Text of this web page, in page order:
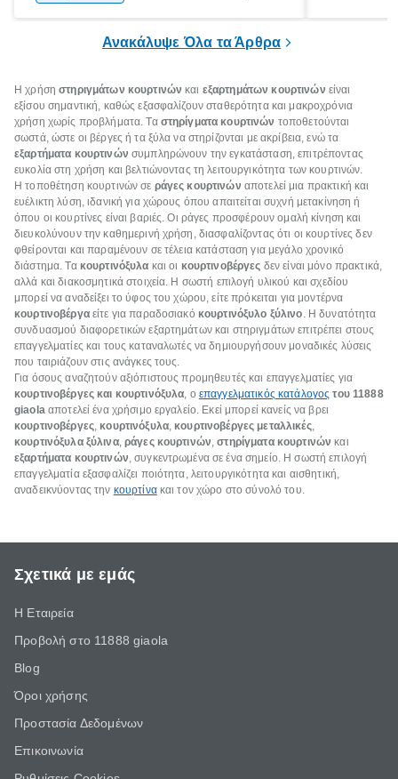
Ανακάλυψε Όλα τα Άρθρα
Η χρήσηστηριγμάτων κουρτινών και εξαρτημάτων κουρτινών είναι
εξίσου σημαντική, καθώς εξασφαλίζουν σταθερότητα και μακροχρόνια
χρήση χωρίς προβλήματα. Τα στηρίγματα κουρτινών τοποθετούνται
σωστά, ώστε οι βέργες ή τα ξύλα να στηρίζονται με ακρίβεια, ενώ τα
εξαρτήματα κουρτινών συμπληρώνουν την εγκατάσταση, επιτρέποντας
ευκολία στη χρήση και βελτιώνοντας τη λειτουργικότητα των κουρτινών.
Η τοποθέτηση κουρτινών σε ράγες κουρτινών αποτελεί μια πρακτική και
ευέλικτη λύση, ιδανική για χώρους όπου απαιτείται συχνή μετακίνηση ή
όπου οι κουρτίνες είναι βαριές. Οι ράγες προσφέρουν ομαλή κίνηση και
διευκολύνουν την καθημερινή χρήση, διασφαλίζοντας ότι οι κουρτίνες δεν
φθείρονται και παραμένουν σε τέλεια κατάσταση για μεγάλο χρονικό
διάστημα. Τα κουρτινόξυλα και οι κουρτινοβέργες δεν είναι μόνο πρακτικά,
αλλά και διακοσμητικά στοιχεία. Η σωστή επιλογή υλικού και σχεδίου
μπορεί να αναδείξει το ύφος του χώρου, είτε πρόκειται για μοντέρνα
κουρτινοβέργαείτε για παραδοσιακό κουρτινόξυλο ξύλινο. Η δυνατότητα
συνδυασμού διαφορετικών εξαρτημάτων και στηριγμάτων επιτρέπει στους
επαγγελματίες και τους καταναλωτές να δημιουργήσουν μοναδικές λύσεις
που ταιριάζουν στις ανάγκες τους.
Για όσους αναζητούν αξιόπιστους προμηθευτές και επαγγελματίες για
κουρτινοβέργες και κουρτινόξυλα, ο επαγγελματικός κατάλογος του 11888
giaolaαποτελεί ένα χρήσιμο εργαλείο. Εκεί μπορεί κανείς να βρει
κουρτινοβέργες, κουρτινόξυλα, κουρτινοβέργες μεταλλικές,
κουρτινόξυλα ξύλινα, ράγες κουρτινών,στηρίγματα κουρτινών και
εξαρτήματα κουρτινών, συγκεντρωμένα σε ένα σημείο. Η σωστή επιλογή
επαγγελματία εξασφαλίζει ποιότητα, λειτουργικότητα και αισθητική,
αναδεικνύοντας την κουρτίνακαι τον χώρο στο σύνολό του.
Σχετικά με εμάς
Η Εταιρεία
Προβολή στο 11888 giaola
Blog
Όροι χρήσης
Προστασία Δεδομένων
Επικοινωνία